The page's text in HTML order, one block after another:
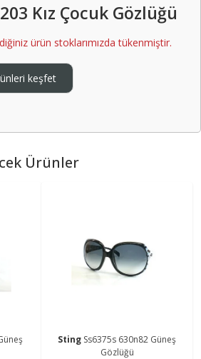
Kız Çocuk Gözlüğü
ürün stoklarımızda tükenmiştir.
keşfet
Ürünler
Sting Ss6375s 630n82 Güneş
Gözlüğü